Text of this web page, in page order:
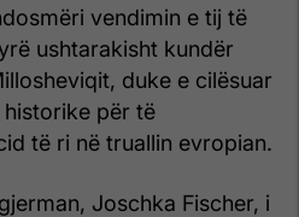
vendimin e tij të
ushtarakisht kundër
duke e cilësuar
për të
të ri në truallin evropian.
Joschka Fischer, i